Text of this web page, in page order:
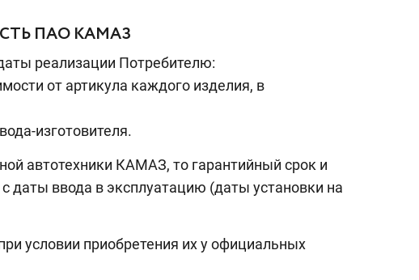
ПАО КАМАЗ
реализации Потребителю:
от артикула каждого изделия, в
изготовителя.
автотехники КАМАЗ, то гарантийный cpoк и
даты ввода в эксплуатацию (даты установки на
условии приобретения их у официальных